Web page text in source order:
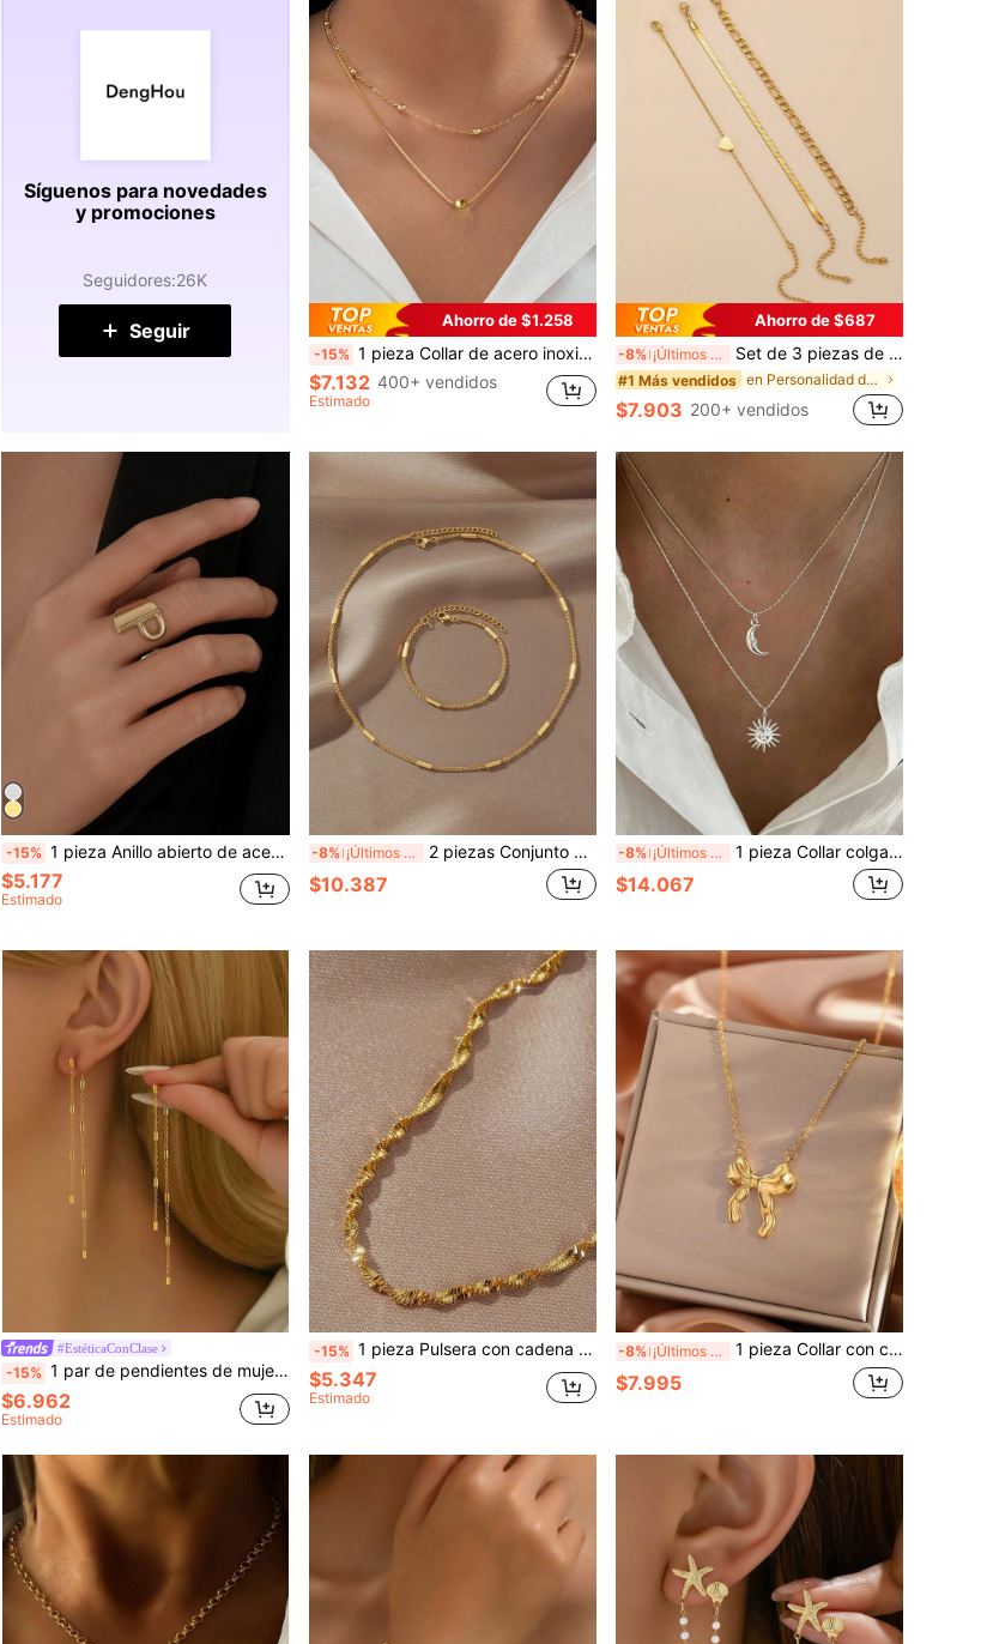
Síguenos para novedades
y promociones
Seguidores:26K
Seguir Ahorro de $1.258
-15% 1 pieza Collar de acero inoxidable para mujer, longitud ajustable de doble capa con detalles de cuentas doradas, detalles de cadena delicada, adecuado para el atuendo diario/accesorio de temporada
$7.132 400+ vendidos
Estimado
Ahorro de $687
-8% ¡Últimos 3 días Set de 3 piezas de pulseras de mujer de acero inoxidable, ajustable al tamaño de la muñeca, con cadena multicapa y decoración de corazón, estilo vintage, tono dorado, adecuado para uso diario, citas, fiestas, accesorio para todas las estaciones
#1 Más vendidos en Personalidad de moda Pulseras De Mujer
$7.903 200+ vendidos
-15% 1 pieza Anillo abierto de acero inoxidable con 26 letras de estilo vintage de moda para mujer
$5.177
Estimado
-8% ¡Últimos 3 días 2 piezas Conjunto de joyas de acero inoxidable para mujer | Diseño minimalista de cadena cubana, estilo versátil de oro sólido, accesorios de oro inspirados en Ins, adecuado para el transporte diario, citas, trabajo y fiestas de noche de las mujeres
$10.387
-8% ¡Últimos 3 días 1 pieza Collar colgante de acero inoxidable resistente al agua y no descolorido con diseños de cara sonriente, luna y sol, adecuado para uso diario de mujeres
$14.067
#EstéticaConClase
-15% 1 par de pendientes de mujer de acero inoxidable, con borlas largas, cadena y elementos rectangulares, de estilo minimalista y lujoso, en color dorado, adecuados para el uso diario y atuendos de citas
$6.962
Estimado
-15% 1 pieza Pulsera con cadena fina de acero inoxidable chapado en oro de 18 quilates, joyería de pulsera elegante
$5.347
Estimado
-8% ¡Últimos 3 días 1 pieza Collar con colgante de mariposa elegante y vintage, cadena de acero inoxidable, adecuado para uso diario y reuniones, regalo de joyería
$7.995